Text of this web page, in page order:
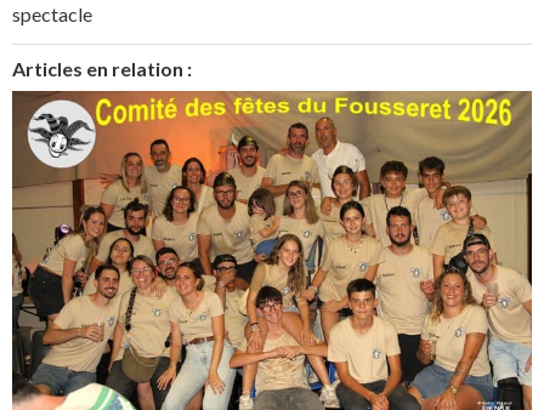
spectacle
Articles en relation :